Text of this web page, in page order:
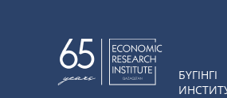
БҮГІНГІ